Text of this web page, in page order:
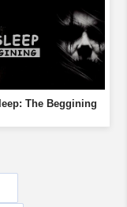
The Beggining